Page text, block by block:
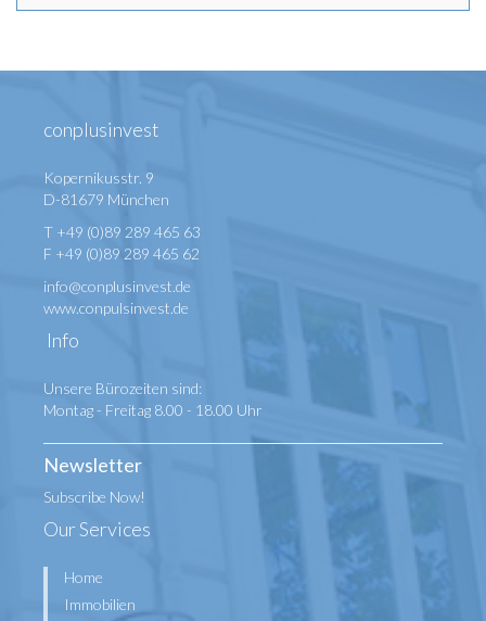
conplusinvest
Kopernikusstr. 9
D-81679 München
T +49 (0)89 289 465 63
F +49 (0)89 289 465 62
info@conplusinvest.de
www.conpulsinvest.de
Info
Unsere Bürozeiten sind:
Montag - Freitag 8.00 - 18.00 Uhr
Newsletter
Subscribe Now!
Our Services
Home
Immobilien